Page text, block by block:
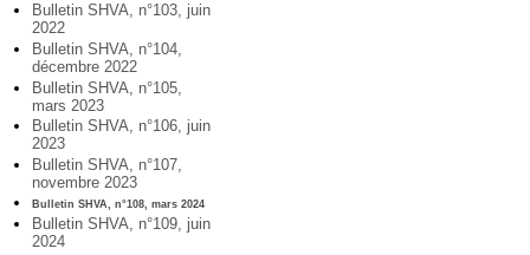
Bulletin SHVA, n°103, juin
2022
Bulletin SHVA, n°104,
décembre 2022
Bulletin SHVA, n°105,
mars 2023
Bulletin SHVA, n°106, juin
2023
Bulletin SHVA, n°107,
novembre 2023
Bulletin SHVA, n°108, mars 2024
Bulletin SHVA, n°109, juin
2024